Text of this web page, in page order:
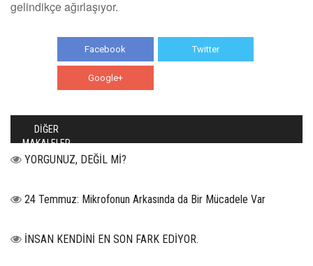
gelindikçe ağırlaşıyor.
Facebook Twitter
Google+
DİĞER
MAKALELER
YORGUNUZ, DEĞİL Mİ?
24 Temmuz: Mikrofonun Arkasında da Bir Mücadele Var
İNSAN KENDİNİ EN SON FARK EDİYOR.